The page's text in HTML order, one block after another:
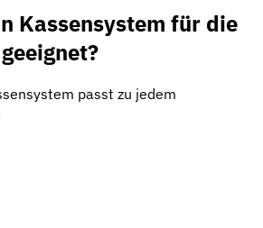
Kassensystem für die
passt zu jedem